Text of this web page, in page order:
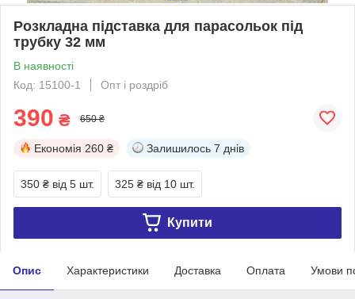
Розкладна підставка для парасольок під
трубку 32 мм
В наявності
Код: 15100-1
Опт і роздріб
390 ₴ 650 ₴
Економія 260 ₴ Залишилось 7 днів
350 ₴ від 5 шт. 325 ₴ від 10 шт.
Купити
Опис Характеристики Доставка Оплата Умови